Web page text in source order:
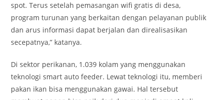
spot. Terus setelah pemasangan wifi gratis di desa,
program turunan yang berkaitan dengan pelayanan publik
dan arus informasi dapat berjalan dan direalisasikan
secepatnya,” katanya.
Di sektor perikanan, 1.039 kolam yang menggunakan
teknologi smart auto feeder. Lewat teknologi itu, memberi
pakan ikan bisa menggunakan gawai. Hal tersebut